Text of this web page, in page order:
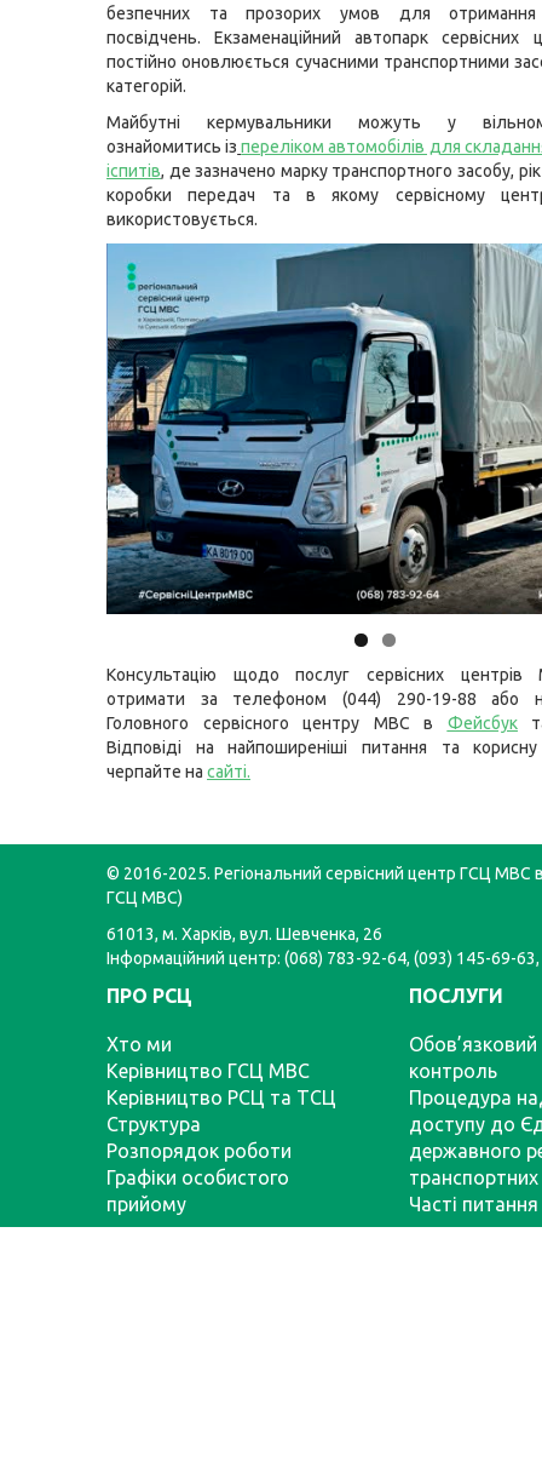
безпечних та прозорих умов для отримання
посвідчень. Екзаменаційний автопарк сервісних
постійно оновлюється сучасними транспортними
категорій.
Майбутні кермувальники можуть у
ознайомитись із переліком автомобілів для
іспитів, де зазначено марку транспортного засобу,
коробки передач та в якому сервісному
використовується.
Консультацію щодо послуг сервісних
отримати за телефоном (044) 290-19-88 або
Головного сервісного центру МВС в Фейсбук
Відповіді на найпоширеніші питання та
черпайте на сайті.
© 2016-2025. Регіональний сервісний центр ГСЦ МВС в
ГСЦ МВС)
61013, м. Харків, вул. Шевченка, 26
Інформаційний центр: (068) 783-92-64, (093) 145-69-
ПРО РСЦ
Хто ми
Керівництво ГСЦ МВС
Керівництво РСЦ та ТСЦ
Структура
Розпорядок роботи
Графіки особистого
прийому
ПОСЛУГИ
Обов’язковий
контроль
Процедура
доступу до
державного
транспортних
Часті питання